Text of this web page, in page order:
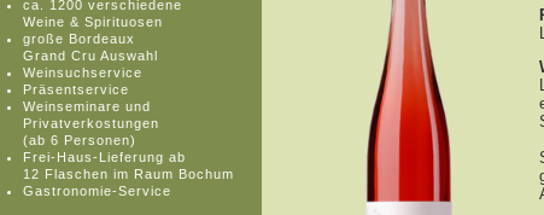
ca. 1200 verschiedene
Weine & Spirituosen
große Bordeaux
Grand Cru Auswahl
Weinsuchservice
Präsentservice
Weinseminare und
Privatverkostungen
(ab 6 Personen)
Frei-Haus-Lieferung ab
12 Flaschen im Raum Bochum
Gastronomie-Service